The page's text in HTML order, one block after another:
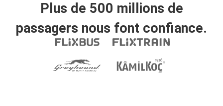
Plus de 500 millions de
passagers nous font confiance.